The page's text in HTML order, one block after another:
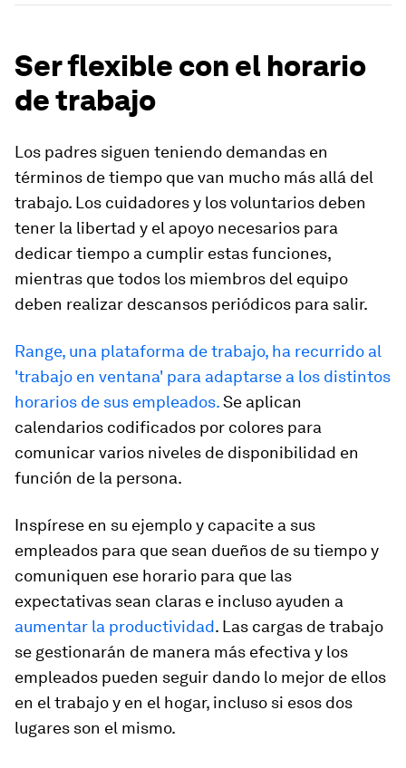
Ser flexible con el horario
de trabajo
Los padres siguen teniendo demandas en
términos de tiempo que van mucho más allá del
trabajo. Los cuidadores y los voluntarios deben
tener la libertad y el apoyo necesarios para
dedicar tiempo a cumplir estas funciones,
mientras que todos los miembros del equipo
deben realizar descansos periódicos para salir.
Range, una plataforma de trabajo, ha recurrido al
'trabajo en ventana' para adaptarse a los distintos
horarios de sus empleados.Se aplican
calendarios codificados por colores para
comunicar varios niveles de disponibilidad en
función de la persona.
Inspírese en su ejemplo y capacite a sus
empleados para que sean dueños de su tiempo y
comuniquen ese horario para que las
expectativas sean claras e incluso ayuden a
aumentar la productividad. Las cargas de trabajo
se gestionarán de manera más efectiva y los
empleados pueden seguir dando lo mejor de ellos
en el trabajo y en el hogar, incluso si esos dos
lugares son el mismo.